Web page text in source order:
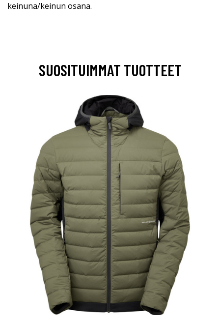
keinuna/keinun osana.
SUOSITUIMMAT TUOTTEET